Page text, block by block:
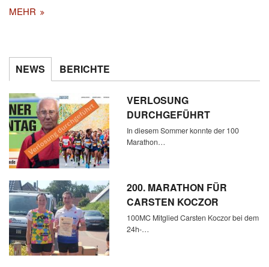
MEHR
NEWS BERICHTE
VERLOSUNG
DURCHGEFÜHRT
In diesem Sommer konnte der 100
Marathon…
200. MARATHON FÜR
CARSTEN KOCZOR
100MC Mitglied Carsten Koczor bei dem
24h-…